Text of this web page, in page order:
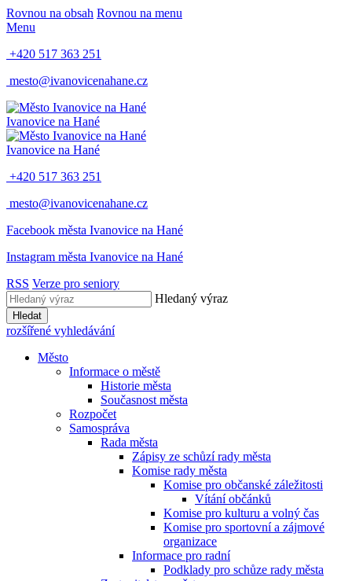
Rovnou na obsah Rovnou na menu
Menu
+420 517 363 251
mesto@ivanovicenahane.cz
Ivanovice na Hané
Ivanovice na Hané
+420 517 363 251
mesto@ivanovicenahane.cz
Facebook města Ivanovice na Hané
Instagram města Ivanovice na Hané
RSS Verze pro seniory
Hledaný výraz
Hledat
rozšířené vyhledávání
Město
Informace o městě
Historie města
Současnost města
Rozpočet
Samospráva
Rada města
Zápisy ze schůzí rady města
Komise rady města
Komise pro občanské záležitosti
Vítání občánků
Komise pro kulturu a volný čas
Komise pro sportovní a zájmové
organizace
Informace pro radní
Podklady pro schůze rady města